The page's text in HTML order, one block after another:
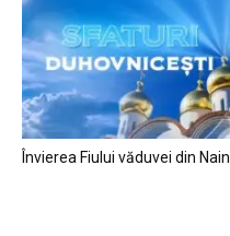
Învierea Fiului văduvei din Nain